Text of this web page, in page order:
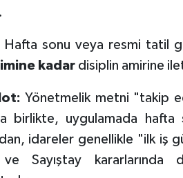
Hafta sonu veya resmi tatil
kadardisiplin amirine
Yönetmelik metni "takip
birlikte, uygulamada
idareler genellikle "ilk iş
ve Sayıştay